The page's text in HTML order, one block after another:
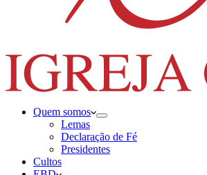
Quem somos
Lemas
Declaração de Fé
Presidentes
Cultos